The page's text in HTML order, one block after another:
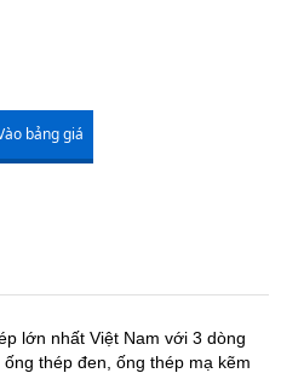
bảng giá
lớn nhất Việt Nam với 3 dòng
thép đen, ống thép mạ kẽm